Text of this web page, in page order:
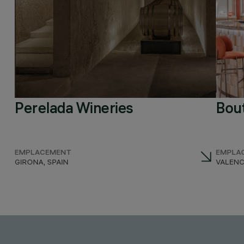
Perelada Wineries
EMPLACEMENT
GIRONA, SPAIN